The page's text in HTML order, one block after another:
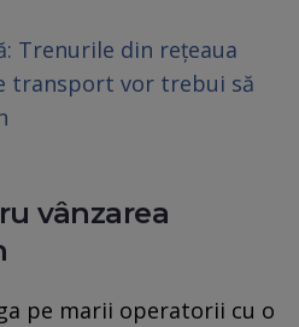
Trenurile din rețeaua
transport vor trebui să
vânzarea
pe marii operatorii cu o